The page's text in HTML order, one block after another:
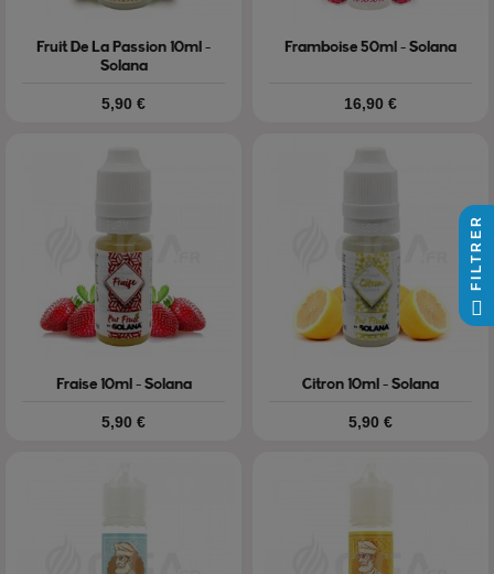
Fruit De La Passion 10ml -
Solana
Prix
5,90 €
Framboise 50ml - Solana
Prix
16,90 €
Fraise 10ml - Solana
Prix
5,90 €
Citron 10ml - Solana
Prix
5,90 €
FILTRER